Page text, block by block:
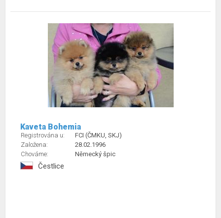
Kaveta Bohemia
Registrována u:
FCI (ČMKU, SKJ)
Založena:
28.02.1996
Chováme:
Německý špic
Čestlice